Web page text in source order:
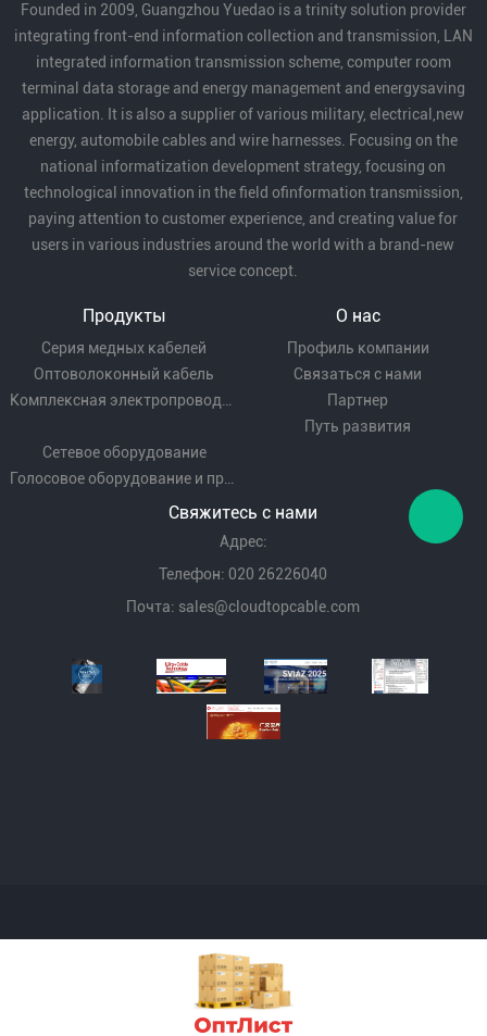
Founded in 2009, Guangzhou Yuedao is a trinity solution provider
integrating front-end information collection and transmission, LAN
integrated information transmission scheme, computer room
terminal data storage and energy management and energysaving
application. It is also a supplier of various military, electrical,new
energy, automobile cables and wire harnesses. Focusing on the
national informatization development strategy, focusing on
technological innovation in the field ofinformation transmission,
paying attention to customer experience, and creating value for
users in various industries around the world with a brand-new
service concept.
Продукты
Серия медных кабелей
Оптоволоконный кабель
Комплексная электропроводка
Сетевое оборудование
Голосовое оборудование и проводка
О нас
Профиль компании
Связаться с нами
Партнер
Путь развития
Свяжитесь с нами
Адрес:
Телефон: 020 26226040
Почта: sales@cloudtopcable.com